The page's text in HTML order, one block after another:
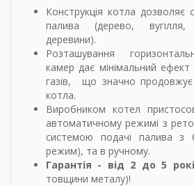
Конструкція котла дозволяє
палива (дерево,
деревини).
Розташування
камер дає мінімальний ефект
газів, що значно продовжує
котла.
Виробником котел
автоматичному режимі з
системою подачі палива з
режим), та в ручному.
Гарантія - від 2 до 5
товщини металу)!